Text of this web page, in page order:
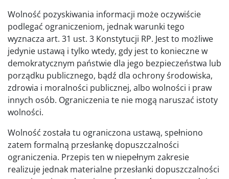
Wolność pozyskiwania informacji może oczywiście
podlegać ograniczeniom, jednak warunki tego
wyznacza art. 31 ust. 3 Konstytucji RP. Jest to możliwe
jedynie ustawą i tylko wtedy, gdy jest to konieczne w
demokratycznym państwie dla jego bezpieczeństwa lub
porządku publicznego, bądź dla ochrony środowiska,
zdrowia i moralności publicznej, albo wolności i praw
innych osób. Ograniczenia te nie mogą naruszać istoty
wolności.
Wolność została tu ograniczona ustawą, spełniono
zatem formalną przesłankę dopuszczalności
ograniczenia. Przepis ten w niepełnym zakresie
realizuje jednak materialne przesłanki dopuszczalności